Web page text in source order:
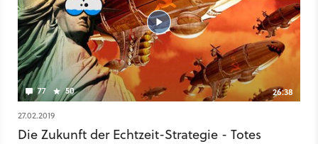
77 50 26:38
27.02.2019
Die Zukunft der Echtzeit-Strategie - Totes